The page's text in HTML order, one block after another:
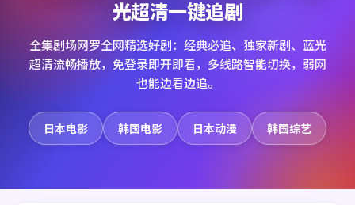
光超清一键追剧
全集剧场网罗全网精选好剧：经典必追、独家新剧、蓝光
超清流畅播放，免登录即开即看，多线路智能切换，弱网
也能边看边追。
日本电影 韩国电影 日本动漫 韩国综艺